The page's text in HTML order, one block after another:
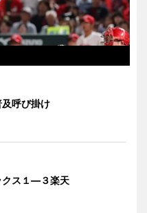
及呼び掛け
クス１―３楽天